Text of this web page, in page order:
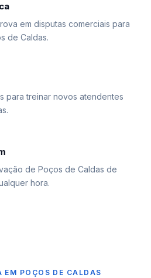
em disputas comerciais para
de Caldas.
para treinar novos atendentes
de Poços de Caldas de
hora.
EM POÇOS DE CALDAS